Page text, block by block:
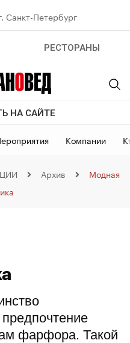
Санкт-Петербург
РЕСТОРАНЫ
НА САЙТЕ
Компании
Архив
Модная
фарфора. Такой